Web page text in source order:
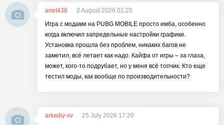
anet436
2 August 2026 01:20
Игра с модами на PUBG MOBILE просто имба, особенно
когда включил запредельные настройки графики.
Установка прошла без проблем, никаких багов не
заметил, всё летает как надо. Кайфа от игры – за глаза,
может, кого-то подрубает, но у меня всё топчик. Кто еще
тестил моды, как вообще по производительности?
arkadiy-sv
25 July 2026 17:20